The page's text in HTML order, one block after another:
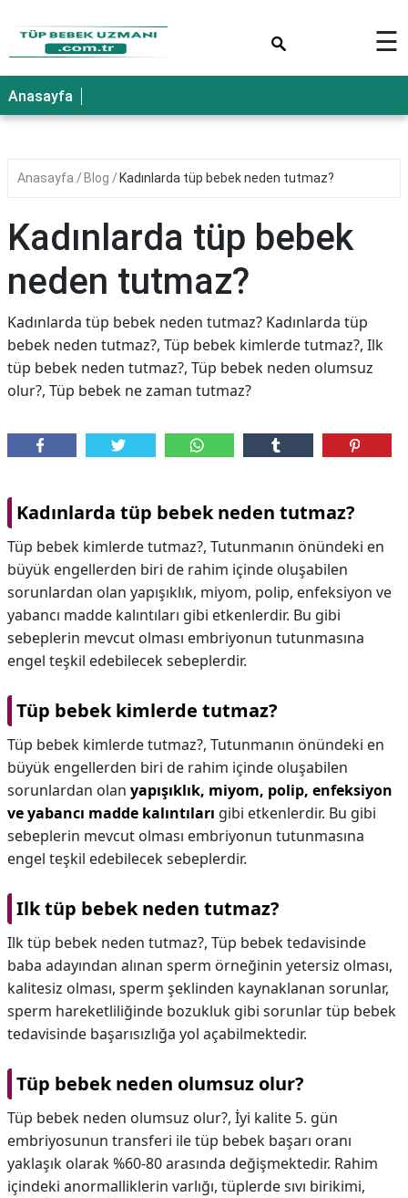
☰
Anasayfa
Anasayfa Blog Kadınlarda tüp bebek neden tutmaz?
Kadınlarda tüp bebek
neden tutmaz?
Kadınlarda tüp bebek neden tutmaz? Kadınlarda tüp
bebek neden tutmaz?, Tüp bebek kimlerde tutmaz?, Ilk
tüp bebek neden tutmaz?, Tüp bebek neden olumsuz
olur?, Tüp bebek ne zaman tutmaz?
Kadınlarda tüp bebek neden tutmaz?
Tüp bebek kimlerde tutmaz?, Tutunmanın önündeki en
büyük engellerden biri de rahim içinde oluşabilen
sorunlardan olan yapışıklık, miyom, polip, enfeksiyon ve
yabancı madde kalıntıları gibi etkenlerdir. Bu gibi
sebeplerin mevcut olması embriyonun tutunmasına
engel teşkil edebilecek sebeplerdir.
Tüp bebek kimlerde tutmaz?
Tüp bebek kimlerde tutmaz?, Tutunmanın önündeki en
büyük engellerden biri de rahim içinde oluşabilen
sorunlardan olan yapışıklık, miyom, polip, enfeksiyon
ve yabancı madde kalıntıları gibi etkenlerdir. Bu gibi
sebeplerin mevcut olması embriyonun tutunmasına
engel teşkil edebilecek sebeplerdir.
Ilk tüp bebek neden tutmaz?
Ilk tüp bebek neden tutmaz?, Tüp bebek tedavisinde
baba adayından alınan sperm örneğinin yetersiz olması,
kalitesiz olması, sperm şeklinden kaynaklanan sorunlar,
sperm hareketliliğinde bozukluk gibi sorunlar tüp bebek
tedavisinde başarısızlığa yol açabilmektedir.
Tüp bebek neden olumsuz olur?
Tüp bebek neden olumsuz olur?, İyi kalite 5. gün
embriyosunun transferi ile tüp bebek başarı oranı
yaklaşık olarak %60-80 arasında değişmektedir. Rahim
içindeki anormalliklerin varlığı, tüplerde sıvı birikimi,